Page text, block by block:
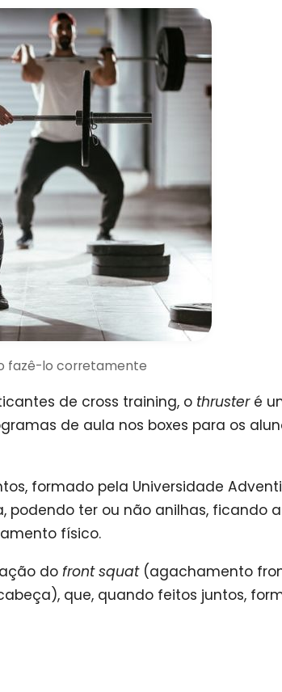
fazê-lo corretamente
de cross training, o thrusteré
de aula nos boxes para os
formado pela Universidade
podendo ter ou não anilhas, ficando a
físico.
do front squat (agachamento
que, quando feitos juntos,